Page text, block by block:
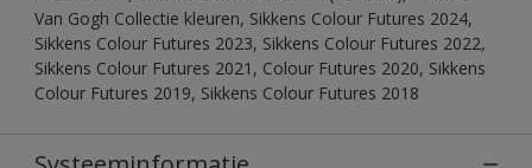
Van Gogh Collectie kleuren, Sikkens Colour Futures 2024,
Sikkens Colour Futures 2023, Sikkens Colour Futures 2022,
Sikkens Colour Futures 2021, Colour Futures 2020, Sikkens
Colour Futures 2019, Sikkens Colour Futures 2018